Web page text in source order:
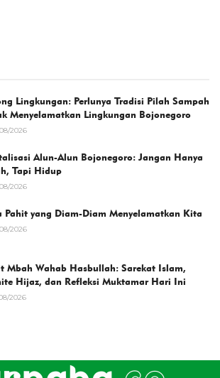
Lingkungan: Perlunya Tradisi Pilah Sampah
Menyelamatkan Lingkungan Bojonegoro
2026
Alun-Alun Bojonegoro: Jangan Hanya
Tapi Hidup
2026
Pahit yang Diam-Diam Menyelamatkan Kita
2026
Mbah Wahab Hasbullah: Sarekat Islam,
Hijaz, dan Refleksi Muktamar Hari Ini
2026